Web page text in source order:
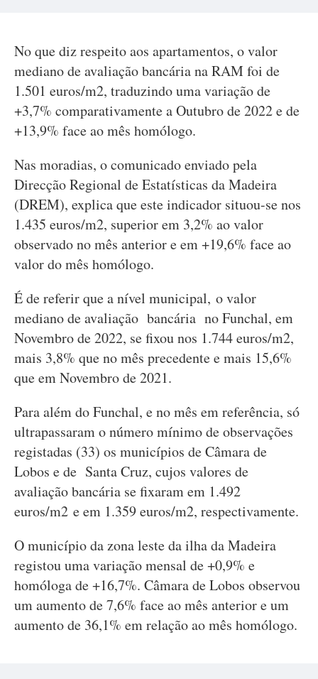
No que diz respeito aos apartamentos, o valor
mediano de avaliação bancária na RAM foi de
1.501 euros/m2, traduzindo uma variação de
+3,7% comparativamente a Outubro de 2022 e de
+13,9% face ao mês homólogo.
Nas moradias, o comunicado enviado pela
Direcção Regional de Estatísticas da Madeira
(DREM), explica que este indicador situou-se nos
1.435 euros/m2, superior em 3,2% ao valor
observado no mês anterior e em +19,6% face ao
valor do mês homólogo.
É de referir que a nível municipal, o valor
mediano de avaliação bancária no Funchal, em
Novembro de 2022, se fixou nos 1.744 euros/m2,
mais 3,8% que no mês precedente e mais 15,6%
que em Novembro de 2021.
Para além do Funchal, e no mês em referência, só
ultrapassaram o número mínimo de observações
registadas (33) os municípios de Câmara de
Lobos e de Santa Cruz, cujos valores de
avaliação bancária se fixaram em 1.492
euros/m2 e em 1.359 euros/m2, respectivamente.
O município da zona leste da ilha da Madeira
registou uma variação mensal de +0,9% e
homóloga de +16,7%. Câmara de Lobos observou
um aumento de 7,6% face ao mês anterior e um
aumento de 36,1% em relação ao mês homólogo.